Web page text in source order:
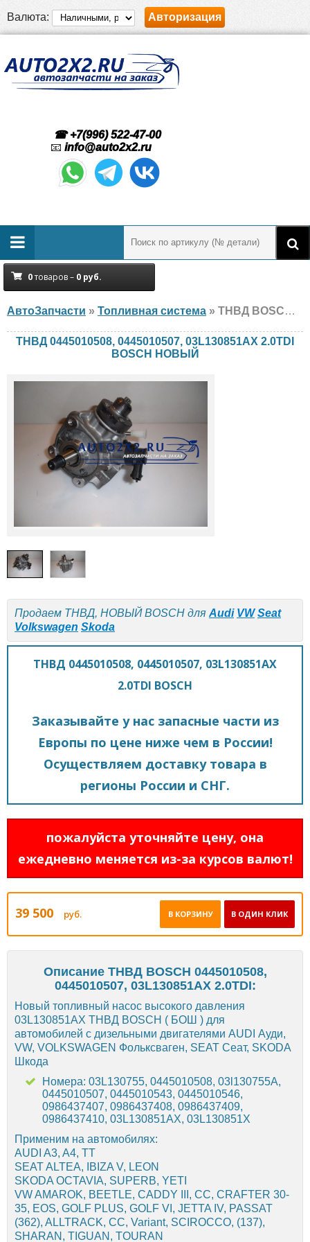
Валюта: Авторизация
☎ +7(996) 522-47-00
📧 info@auto2x2.ru
0товаров – 0 руб.
АвтоЗапчасти » Топливная система » ТНВД BOSCH 0445010508, 0445010507, 03L130851AX 2.0TDI Audi, VW, Seat, Volkswagen, Skoda, НОВЫЙ
ТНВД 0445010508, 0445010507, 03L130851AX 2.0TDI
BOSCH НОВЫЙ
Продаем ТНВД, НОВЫЙ BOSCH для Audi VW Seat
Volkswagen Skoda
ТНВД 0445010508, 0445010507, 03L130851AX
2.0TDI BOSCH
Заказывайте у нас запасные части из
Европы по цене ниже чем в России!
Осуществляем доставку товара в
регионы России и СНГ.
пожалуйста уточняйте цену, она
ежедневно меняется из-за курсов валют!
39 500 руб. В ОДИН КЛИК
В КОРЗИНУ
Описание ТНВД BOSCH 0445010508,
0445010507, 03L130851AX 2.0TDI:
Новый топливный насос высокого давления
03L130851AX ТНВД BOSCH ( БОШ ) для
автомобилей с дизельными двигателями AUDI Ауди,
VW, VOLKSWAGEN Фольксваген, SEAT Сеат, SKODA
Шкода
Номера: 03L130755, 0445010508, 03l130755A,
0445010507, 0445010543, 0445010546,
0986437407, 0986437408, 0986437409,
0986437410, 03L130851AX, 03L130851X
Применим на автомобилях:
AUDI A3, A4, TT
SEAT ALTEA, IBIZA V, LEON
SKODA OCTAVIA, SUPERB, YETI
VW AMAROK, BEETLE, CADDY III, CC, CRAFTER 30-
35, EOS, GOLF PLUS, GOLF VI, JETTA IV, PASSAT
(362), ALLTRACK, CC, Variant, SCIROCCO, (137),
SHARAN, TIGUAN, TOURAN